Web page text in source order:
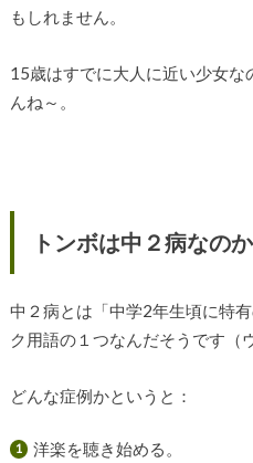
もしれません。
15歳はすでに大人に近い少女
んね～。
トンボは中２病なの
中２病とは「中学2年生頃に特
ク用語の１つなんだそうです（
どんな症例かというと：
洋楽を聴き始める。